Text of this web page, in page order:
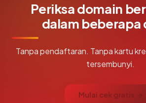
Periksa domain
dalam beberapa
Tanpa pendaftaran. Tanpa kartu
tersembunyi.
Mulai cek gratis →